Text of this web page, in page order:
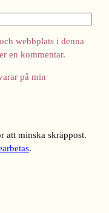
webbplats i denna
en kommentar.
på min
att minska skräppost.
.